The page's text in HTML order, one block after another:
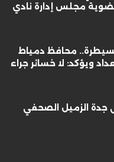
مجلس إدارة نادي
محافظ دمياط
ويؤكد: لا خسائر جراء
جدة الزميل الصحفي